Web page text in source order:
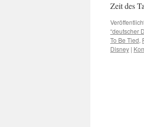
Zeit des
“deutscher
To Be Tied,
Disney |